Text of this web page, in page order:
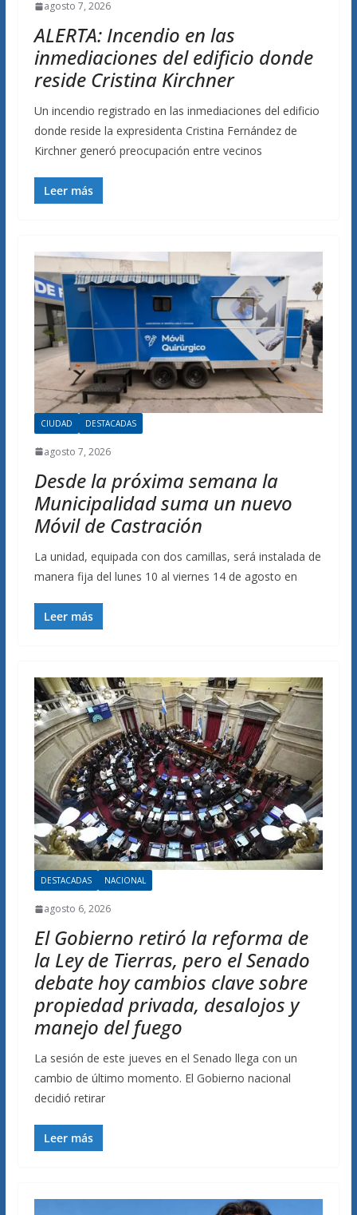
agosto 7, 2026
ALERTA: Incendio en las
inmediaciones del edificio donde
reside Cristina Kirchner
Un incendio registrado en las inmediaciones del edificio
donde reside la expresidenta Cristina Fernández de
Kirchner generó preocupación entre vecinos
Leer más
CIUDAD DESTACADAS
agosto 7, 2026
Desde la próxima semana la
Municipalidad suma un nuevo
Móvil de Castración
La unidad, equipada con dos camillas, será instalada de
manera fija del lunes 10 al viernes 14 de agosto en
Leer más
DESTACADAS NACIONAL
agosto 6, 2026
El Gobierno retiró la reforma de
la Ley de Tierras, pero el Senado
debate hoy cambios clave sobre
propiedad privada, desalojos y
manejo del fuego
La sesión de este jueves en el Senado llega con un
cambio de último momento. El Gobierno nacional
decidió retirar
Leer más